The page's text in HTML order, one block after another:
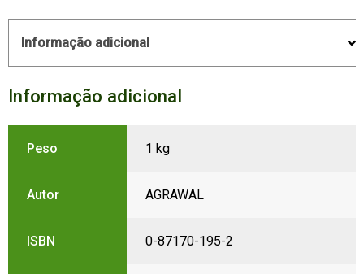
Informação adicional
Informação adicional
Peso 1 kg
Autor AGRAWAL
ISBN 0-87170-195-2